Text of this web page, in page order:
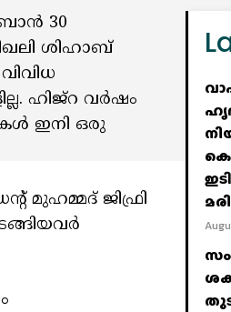
30
ശിഹാബ്
ഹിജ്റ വർഷം
ഇനി ഒരു
മുഹമ്മദ് ജിഫ്രി